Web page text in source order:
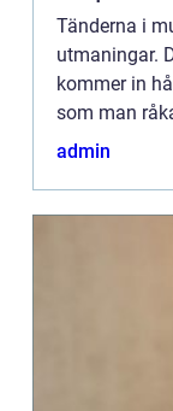
Tänderna i
utmaningar.
kommer in
som man
kämpar
admin